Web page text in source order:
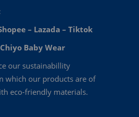
– Lazada – Tiktok
Chiyo Baby Wear
our sustainabillity
which our products are of
eco-friendly materials.